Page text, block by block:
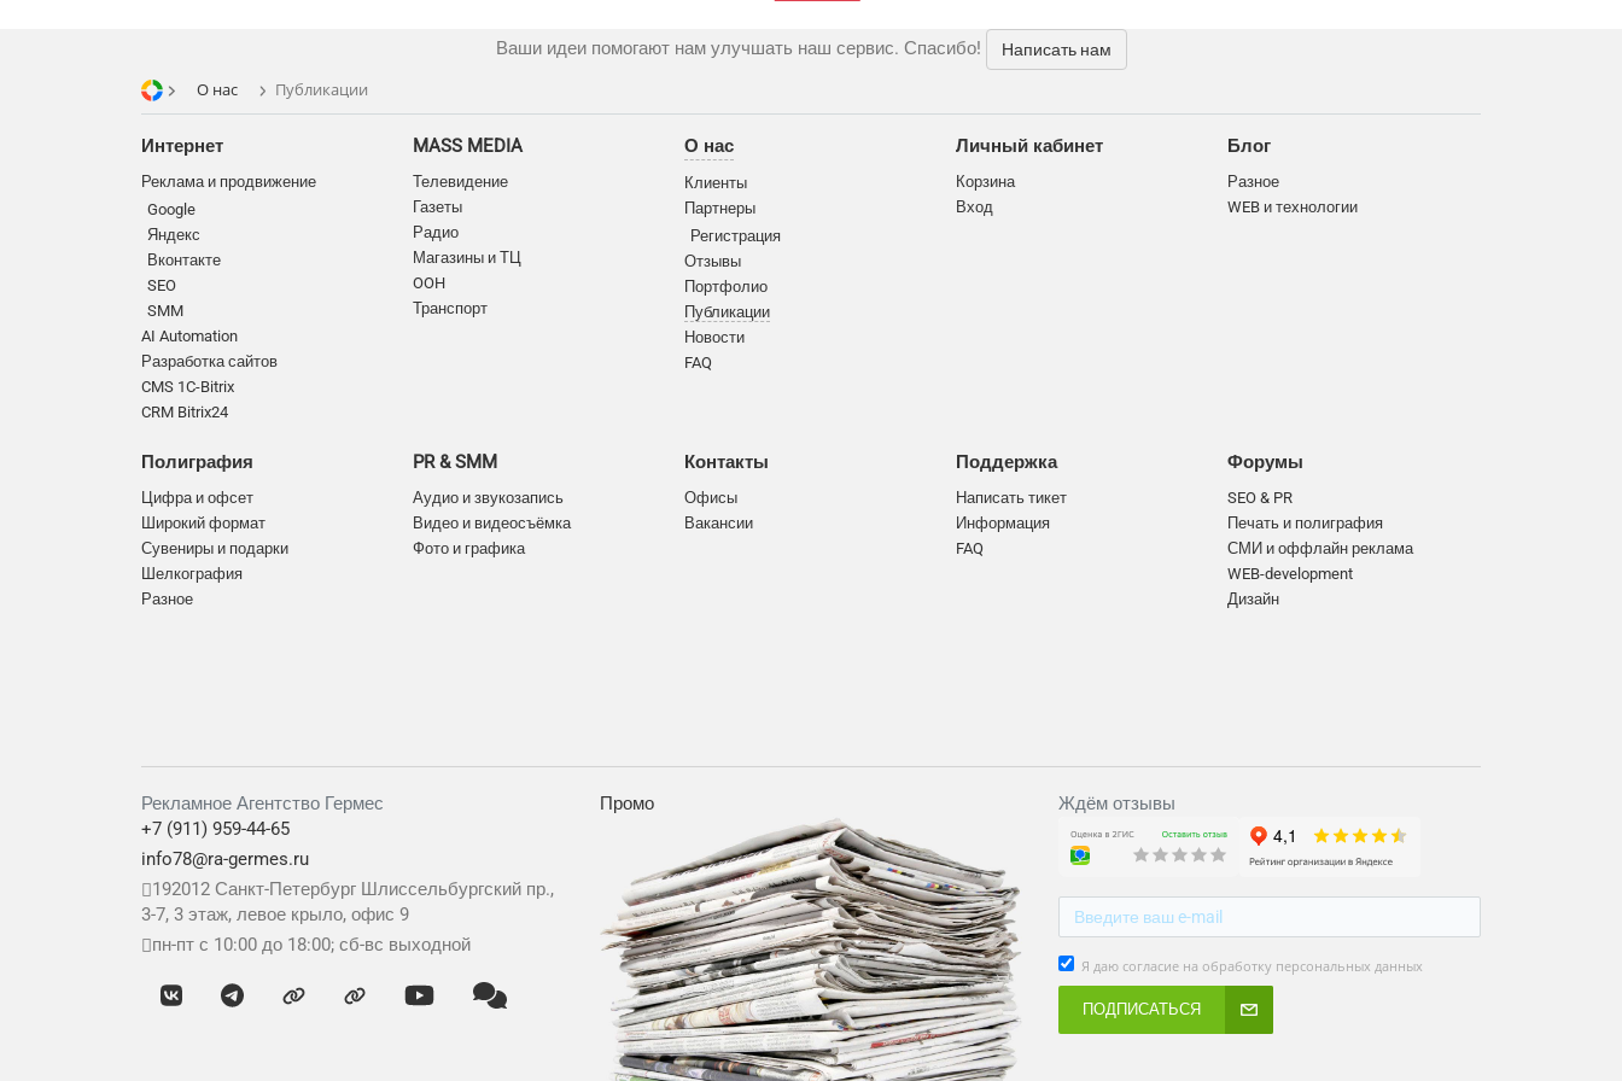
Ваши идеи помогают нам улучшать наш сервис. Спасибо! Написать нам
О нас Публикации
Интернет
Реклама и продвижение
Google
Яндекс
Вконтакте
SEO
SMM
AI Automation
Разработка сайтов
CMS 1C-Bitrix
CRM Bitrix24
Полиграфия
Цифра и офсет
Широкий формат
Сувениры и подарки
Шелкография
Разное
MASS MEDIA
Телевидение
Газеты
Радио
Магазины и ТЦ
OOH
Транспорт
PR & SMM
Аудио и звукозапись
Видео и видеосъёмка
Фото и графика
О нас
Клиенты
Партнеры
Регистрация
Отзывы
Портфолио
Публикации
Новости
FAQ
Контакты
Офисы
Вакансии
Личный кабинет
Корзина
Вход
Поддержка
Написать тикет
Информация
FAQ
Блог
Разное
WEB и технологии
Форумы
SEO & PR
Печать и полиграфия
СМИ и оффлайн реклама
WEB-development
Дизайн
Рекламное Агентство Гермес
+7 (911) 959-44-65
info78@ra-germes.ru
192012 Санкт-Петербург Шлиссельбургский пр.,
3-7, 3 этаж, левое крыло, офис 9
пн-пт с 10:00 до 18:00; сб-вс выходной
Промо Ждём отзывы
Я даю согласие на обработку персональных данных
ПОДПИСАТЬСЯ